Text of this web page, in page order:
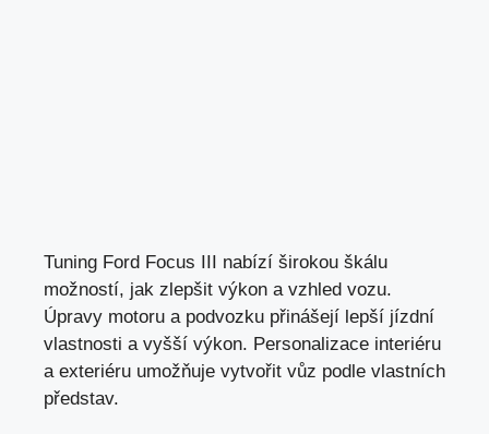
Tuning Ford Focus III nabízí širokou škálu
možností, jak zlepšit výkon a vzhled vozu.
Úpravy motoru a podvozku přinášejí lepší jízdní
vlastnosti a vyšší výkon. Personalizace interiéru
a exteriéru umožňuje vytvořit vůz podle vlastních
představ.